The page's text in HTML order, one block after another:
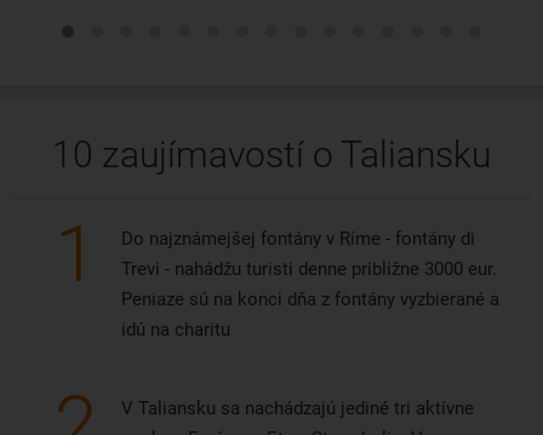
10 zaujímavostí o Taliansku
1
Do najznámejšej fontány v Ríme - fontány di
Trevi - nahádžu turisti denne približne 3000 eur.
Peniaze sú na konci dňa z fontány vyzbierané a
idú na charitu
V Taliansku sa nachádzajú jediné tri aktívne